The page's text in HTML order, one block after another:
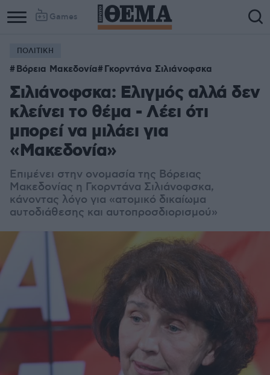
Games
ΠΟΛΙΤΙΚΗ
Βόρεια Μακεδονία Γκορντάνα Σιλιάνοφσκα
Σιλιάνοφσκα: Ελιγμός αλλά δεν
κλείνει το θέμα - Λέει ότι
μπορεί να μιλάει για
«Μακεδονία»
Επιμένει στην ονομασία της Βόρειας
Μακεδονίας η Γκορντάνα Σιλιάνοφσκα,
κάνοντας λόγο για «ατομικό δικαίωμα
αυτοδιάθεσης και αυτοπροσδιορισμού»